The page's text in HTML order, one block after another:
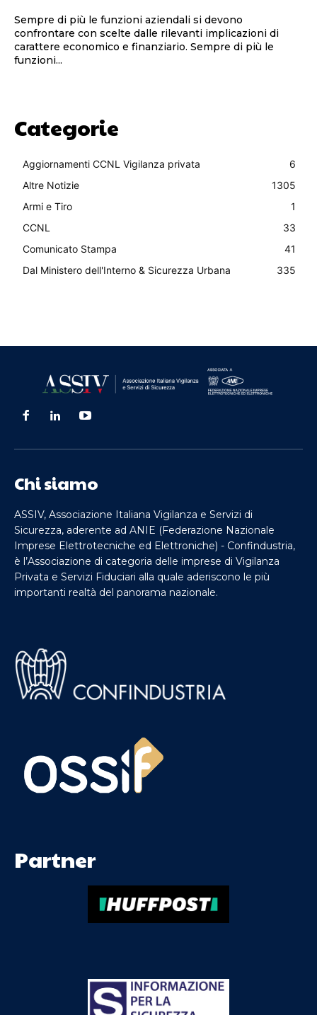
Sempre di più le funzioni aziendali si devono
confrontare con scelte dalle rilevanti implicazioni di
carattere economico e finanziario. Sempre di più le
funzioni...
Categorie
Aggiornamenti CCNL Vigilanza privata
6
Altre Notizie
1305
Armi e Tiro
1
CCNL
33
Comunicato Stampa
41
Dal Ministero dell'Interno & Sicurezza Urbana
335
Chi siamo
ASSIV, Associazione Italiana Vigilanza e Servizi di
Sicurezza, aderente ad ANIE (Federazione Nazionale
Imprese Elettrotecniche ed Elettroniche) - Confindustria,
è l’Associazione di categoria delle imprese di Vigilanza
Privata e Servizi Fiduciari alla quale aderiscono le più
importanti realtà del panorama nazionale.
Partner